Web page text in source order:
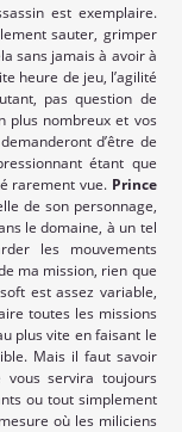
est exemplaire.
sauter, grimper
sans jamais à avoir à
heure de jeu, l’agilité
pas question de
plus nombreux et vos
d’être de
étant que
rarement vue. Prince
de son personnage,
le domaine, à un tel
les mouvements
ma mission, rien que
est assez variable,
toutes les missions
plus vite en faisant le
Mais il faut savoir
servira toujours
ou tout simplement
où les miliciens